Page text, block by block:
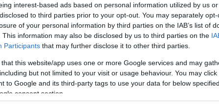
interest-based ads based on personal information utilized by us
to third parties prior to your opt-out. You may separately
of your personal information by third parties on the IAB’s list of
This information may also be disclosed by us to third parties on the
Participants that may further disclose it to other third parties.
that this website/app uses one or more Google services and may
but not limited to your visit or usage behaviour. You may
to Google and its third-party tags to use your data for below
consent section.
যা এখন সারা বছরই দোকানে পাওয়া যায়। এর স্বাদ মিষ্টি এবং
বৃদ্ধি করে।
তাদের স্বাস্থ্য উপকারিতার জন্য ব্যবহৃত হয়ে আসছে। আজ,
অ্যান্টিঅক্সিডেন্ট রয়েছে, যা ক্ষতিকারক চাপের বিরুদ্ধে লড়াই